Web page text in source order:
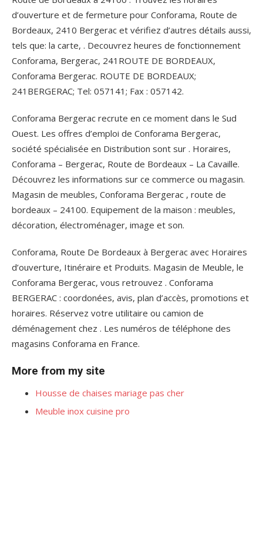
d’ouverture et de fermeture pour Conforama, Route de
Bordeaux, 2410 Bergerac et vérifiez d’autres détails aussi,
tels que: la carte, . Decouvrez heures de fonctionnement
Conforama, Bergerac, 241ROUTE DE BORDEAUX,
Conforama Bergerac. ROUTE DE BORDEAUX;
241BERGERAC; Tel: 057141; Fax : 057142.
Conforama Bergerac recrute en ce moment dans le Sud
Ouest. Les offres d’emploi de Conforama Bergerac,
société spécialisée en Distribution sont sur . Horaires,
Conforama – Bergerac, Route de Bordeaux – La Cavaille.
Découvrez les informations sur ce commerce ou magasin.
Magasin de meubles, Conforama Bergerac , route de
bordeaux – 24100. Equipement de la maison : meubles,
décoration, électroménager, image et son.
Conforama, Route De Bordeaux à Bergerac avec Horaires
d’ouverture, Itinéraire et Produits. Magasin de Meuble, le
Conforama Bergerac, vous retrouvez . Conforama
BERGERAC : coordonées, avis, plan d’accès, promotions et
horaires. Réservez votre utilitaire ou camion de
déménagement chez . Les numéros de téléphone des
magasins Conforama en France.
More from my site
Housse de chaises mariage pas cher
Meuble inox cuisine pro